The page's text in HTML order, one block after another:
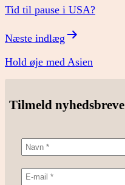
Tid til pause i USA?
Næste indlæg
Hold øje med Asien
Tilmeld nyhedsbreve